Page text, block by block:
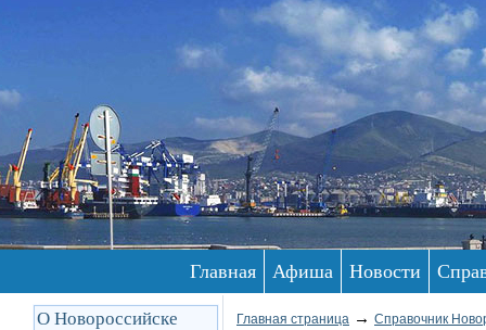
Главная Афиша Новости
О Новороссийске
Главная страница → Справочник